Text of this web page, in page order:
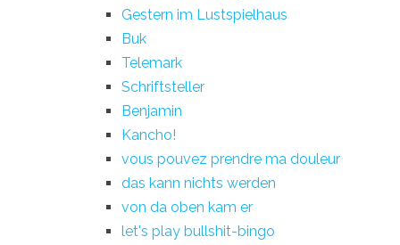
Gestern im Lustspielhaus
Buk
Telemark
Schriftsteller
Benjamin
Kancho!
vous pouvez prendre ma douleur
das kann nichts werden
von da oben kam er
let's play bullshit-bingo